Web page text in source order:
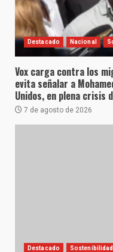
Destacado Nacional
Vox carga contra los
evita señalar a
Unidos, en plena crisis
7 de agosto de 2026
Destacado Sostenibilidad